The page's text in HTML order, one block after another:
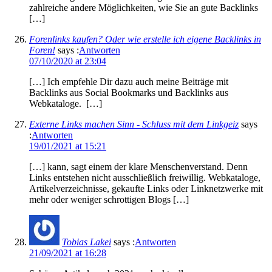
zahlreiche andere Möglichkeiten, wie Sie an gute Backlinks
[…]
Forenlinks kaufen? Oder wie erstelle ich eigene Backlinks in
Foren! says :Antworten
07/10/2020 at 23:04
[…] Ich empfehle Dir dazu auch meine Beiträge mit
Backlinks aus Social Bookmarks und Backlinks aus
Webkataloge. […]
Externe Links machen Sinn - Schluss mit dem Linkgeiz says
:Antworten
19/01/2021 at 15:21
[…] kann, sagt einem der klare Menschenverstand. Denn
Links entstehen nicht ausschließlich freiwillig. Webkataloge,
Artikelverzeichnisse, gekaufte Links oder Linknetzwerke mit
mehr oder weniger schrottigen Blogs […]
Tobias Lakei says :Antworten
21/09/2021 at 16:28